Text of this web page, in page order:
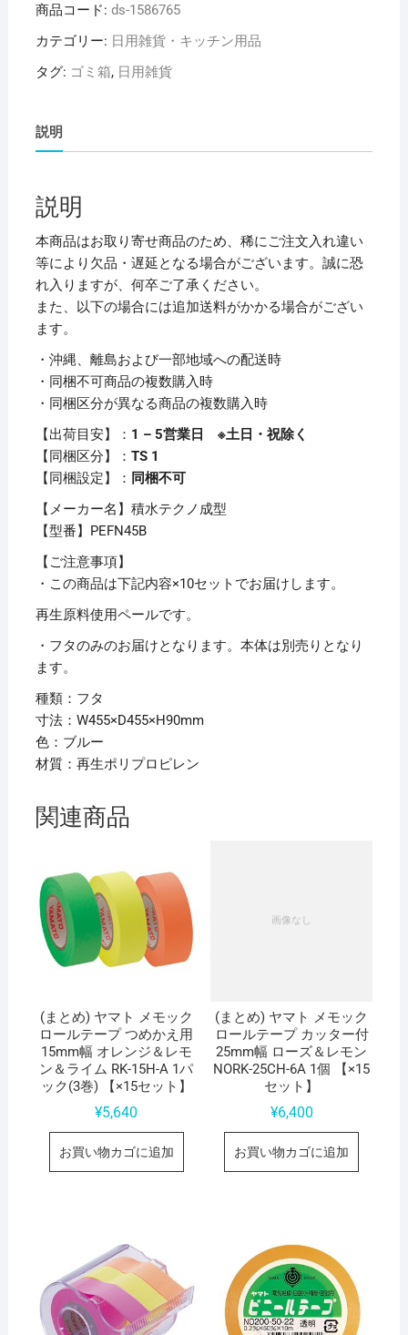
テ
ク
成
エ
ペ
ー
ル
45L
フ
タ
単
品
(本
体
別
ブ
ル
ー
PEFN45B
個
【×10
セ
ッ
ト】
個
商品コード: ds-1586765
カテゴリー: 日用雑貨・キッチン用品
タグ: ゴミ箱, 日用雑貨
説明
説明
本商品はお取り寄せ商品のため、稀にご注文入れ違い
等により欠品・遅延となる場合がございます。誠に恐
れ入りますが、何卒ご了承ください。
また、以下の場合には追加送料がかかる場合がござい
ます。
・沖縄、離島および一部地域への配送時
・同梱不可商品の複数購入時
・同梱区分が異なる商品の複数購入時
【出荷目安】： 1 – 5営業日 ※土日・祝除く
【同梱区分】： TS 1
【同梱設定】： 同梱不可
【メーカー名】積水テクノ成型
【型番】PEFN45B
【ご注意事項】
・この商品は下記内容×10セットでお届けします。
再生原料使用ペールです。
・フタのみのお届けとなります。本体は別売りとなり
ます。
種類：フタ
寸法：W455×D455×H90mm
色：ブルー
材質：再生ポリプロピレン
関連商品
(まとめ) ヤマト メモック
ロールテープ つめかえ用
15mm幅 オレンジ＆レモ
ン＆ライム RK-15H-A 1パ
ック(3巻) 【×15セット】
¥5,640
お買い物カゴに追加
(まとめ) ヤマト メモック
ロールテープ カッター付
25mm幅 ローズ＆レモン
NORK-25CH-6A 1個 【×15
セット】
¥6,400
お買い物カゴに追加